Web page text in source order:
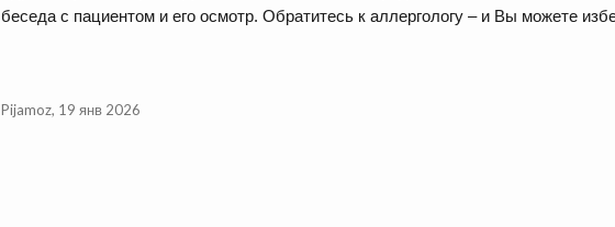
беседа с пациентом и его осмотр. Обратитесь к аллергологу – и Вы можете
Pijamoz, 19 янв 2026